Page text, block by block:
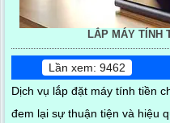
LẮP MÁY TÍNH
Lần xem: 9462
Dịch vụ lắp đặt máy tính tiền
đem lại sự thuận tiện và hiệu